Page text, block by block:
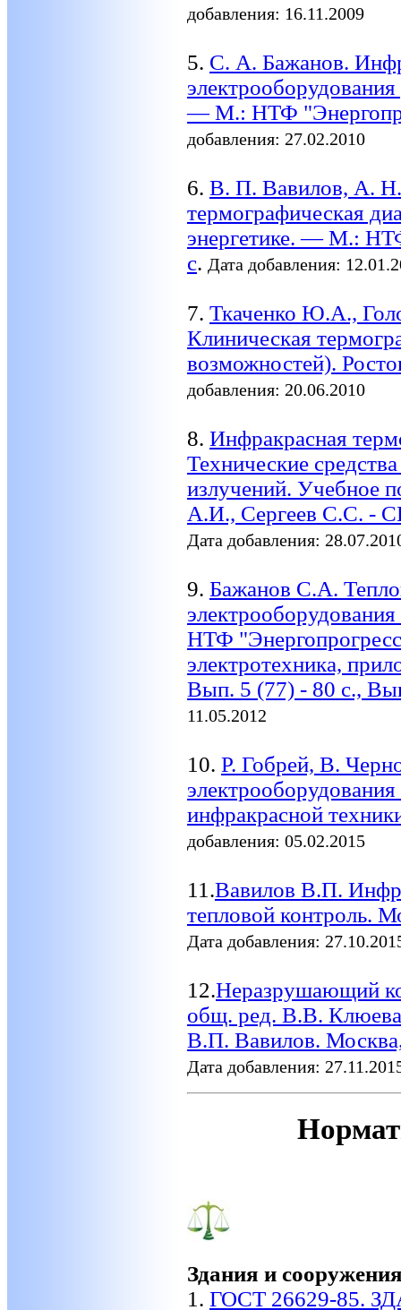
добавления: 16.11.2009
5. С. А. Бажанов.
— М.: НТФ
добавления: 27.02.2010
6. В. П. Вавилов, А. Н.
термографическая
энергетике. — М.:
с. Дата добавления:
7. Ткаченко Ю.А.,
Клиническая
возможностей).
добавления: 20.06.2010
8. Инфракрасная
Технические
излучений. Учебное
А.И., Сергеев С.С. -
Дата добавления:
9. Бажанов С.А.
НТФ
электротехника,
Вып. 5 (77) - 80 с.,
11.05.2012
10. Р. Гобрей, В.
инфракрасной
добавления: 05.02.2015
11.Вавилов В.П.
тепловой контроль.
Дата добавления:
12.Неразрушающий
общ. ред. В.В.
В.П. Вавилов.
Дата добавления:
Здания и
1. ГОСТ 26629-85.